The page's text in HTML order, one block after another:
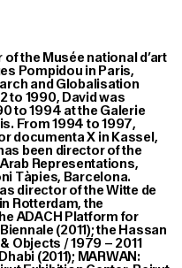
the Musée national d’art
Pompidou in Paris,
and Globalisation
to 1990, David was
to 1994 at the Galerie
From 1994 to 1997,
documenta X in Kassel,
been director of the
Representations,
Tàpies, Barcelona.
director of the Witte de
Rotterdam, the
ADACH Platform for
(2011); the Hassan
Objects / 1979 – 2011
(2011); MARWAN: